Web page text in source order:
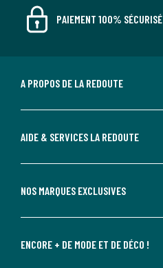
PAIEMENT 100% SÉCURISÉ
A PROPOS DE LA REDOUTE
AIDE & SERVICES LA REDOUTE
NOS MARQUES EXCLUSIVES
ENCORE + DE MODE ET DE DÉCO !